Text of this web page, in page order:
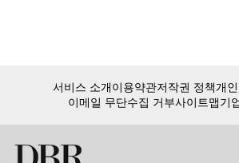
서비스 소개이용약관저작권 정책개
이메일 무단수집 거부사이트맵기